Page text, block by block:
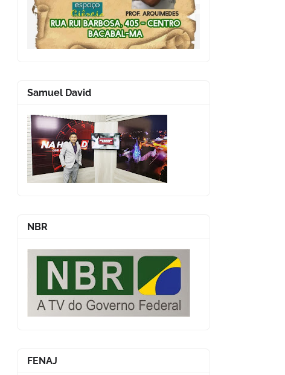
Samuel David
NBR
FENAJ